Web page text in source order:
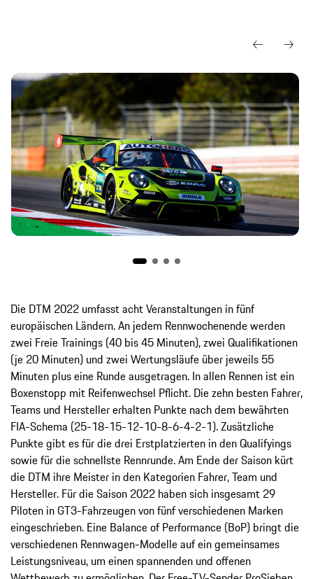
Die DTM 2022 umfasst acht Veranstaltungen in fünf
europäischen Ländern. An jedem Rennwochenende werden
zwei Freie Trainings (40 bis 45 Minuten), zwei Qualifikationen
(je 20 Minuten) und zwei Wertungsläufe über jeweils 55
Minuten plus eine Runde ausgetragen. In allen Rennen ist ein
Boxenstopp mit Reifenwechsel Pflicht. Die zehn besten Fahrer,
Teams und Hersteller erhalten Punkte nach dem bewährten
FIA-Schema (25-18-15-12-10-8-6-4-2-1). Zusätzliche
Punkte gibt es für die drei Erstplatzierten in den Qualifyings
sowie für die schnellste Rennrunde. Am Ende der Saison kürt
die DTM ihre Meister in den Kategorien Fahrer, Team und
Hersteller. Für die Saison 2022 haben sich insgesamt 29
Piloten in GT3-Fahrzeugen von fünf verschiedenen Marken
eingeschrieben. Eine Balance of Performance (BoP) bringt die
verschiedenen Rennwagen-Modelle auf ein gemeinsames
Leistungsniveau, um einen spannenden und offenen